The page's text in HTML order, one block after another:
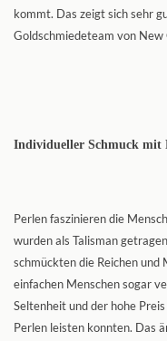
kommt. Das zeigt sich sehr
Goldschmiedeteam von New
Individueller Schmuck mit
Perlen faszinieren die
wurden als Talisman
schmückten die Reichen
einfachen Menschen sogar
Seltenheit und der hohe
Perlen leisten konnten. Das